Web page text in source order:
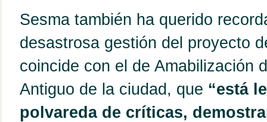
Sesma también ha querido
desastrosa gestión del proyecto
coincide con el de Amabilización
Antiguo de la ciudad, que “está
polvareda de críticas,